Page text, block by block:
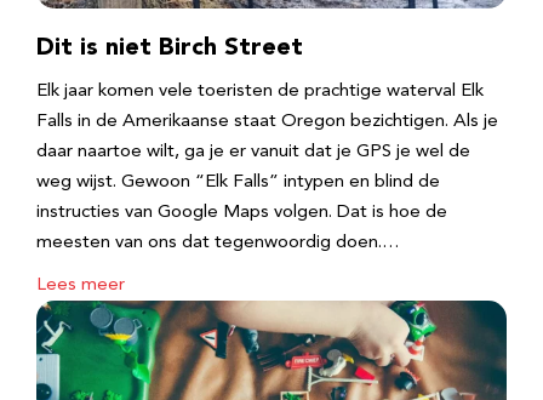
Dit is niet Birch Street
Elk jaar komen vele toeristen de prachtige waterval Elk
Falls in de Amerikaanse staat Oregon bezichtigen. Als je
daar naartoe wilt, ga je er vanuit dat je GPS je wel de
weg wijst. Gewoon “Elk Falls” intypen en blind de
instructies van Google Maps volgen. Dat is hoe de
meesten van ons dat tegenwoordig doen.…
Lees meer